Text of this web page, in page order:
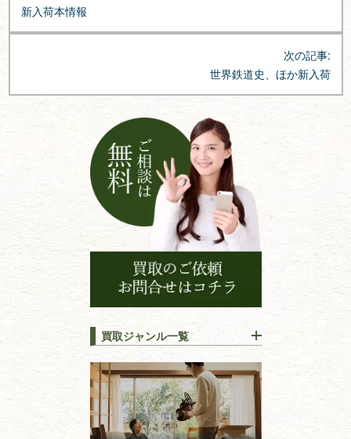
ナ新入荷本情報
次の記事:
世界鉄道史、ほか新入荷
買取ジャンル一覧
江戸時代の書物
唐本・漢籍・
中国書物・朝鮮本
錦絵・浮世絵・版画・刷り物